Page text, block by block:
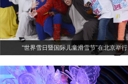
“世界雪日暨国际儿童滑雪节”在北京举行